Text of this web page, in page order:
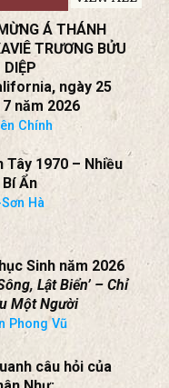
Chúng Đài
VIEW ALL
Á THÁNH
TRƯƠNG BỬU
DIỆP
ngày 25
7 năm 2026
Chính
Tây 1970 – Nhiều
Bí Ẩn
Hà
Sinh năm 2026
Lật Biển’ – Chỉ